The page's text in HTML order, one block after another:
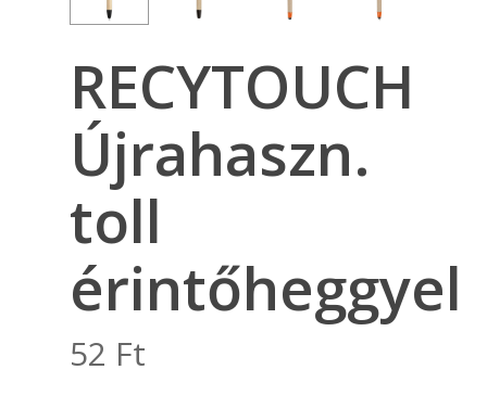
RECYTOUCH
Újrahaszn.
toll
érintőheggyel
52 Ft